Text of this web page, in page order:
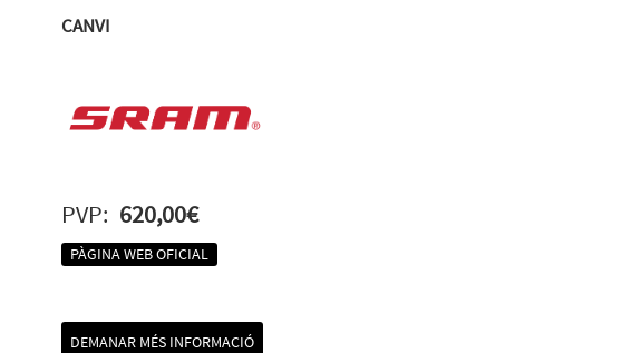
CANVI
PVP: 620,00€
PÀGINA WEB OFICIAL
DEMANAR MÉS INFORMACIÓ